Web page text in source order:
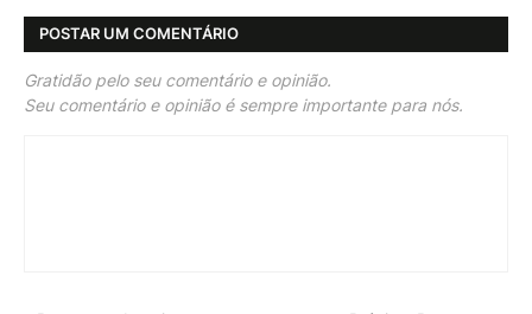
POSTAR UM COMENTÁRIO
Gratidão pelo seu comentário e opinião.
Seu comentário e opinião é sempre importante para nós.